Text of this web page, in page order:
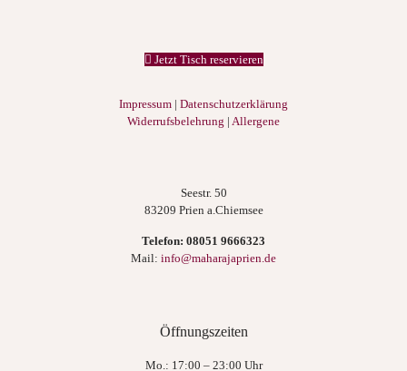
Jetzt Tisch reservieren
Impressum | Datenschutzerklärung
Widerrufsbelehrung | Allergene
Seestr. 50
83209 Prien a.Chiemsee
Telefon: 08051 9666323
Mail: info@maharajaprien.de
Öffnungszeiten
Mo.: 17:00 – 23:00 Uhr